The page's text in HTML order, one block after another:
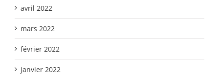
avril 2022
mars 2022
février 2022
janvier 2022